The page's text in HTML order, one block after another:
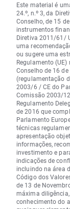
Este material é
24.º, n.º 3, da
Conselho, de 15
instrumentos
Diretiva 2011/61/
uma
ou sugere uma
Regulamento
Conselho de 16
(regulamentação
2003/6 / CE do
Comissão 2003/
Regulamento
de 2016 que
Parlamento
técnicas
apresentação
informações,
investimento e
indicações de
incluindo na área
Código dos
de 13 de
máxima
conhecimento do